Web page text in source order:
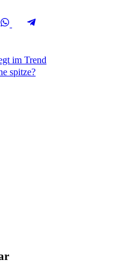
Share
WhatsApp
im Trend
spitze?